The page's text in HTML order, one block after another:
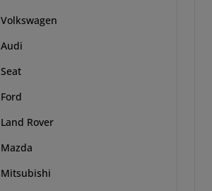
Volkswagen
Audi
Seat
Ford
Land Rover
Mazda
Mitsubishi